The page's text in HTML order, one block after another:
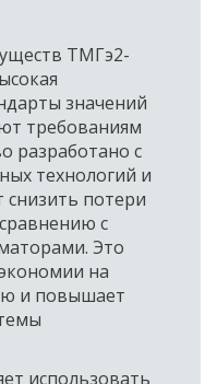
ТМГэ2-
значений
требованиям
разработано с
технологий и
снизить потери
с
Это
на
и повышает
использовать